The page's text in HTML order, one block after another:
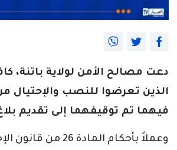
دعت مصالح الأمن لولاية باتنة،
الذين تعرضوا للنصب
فيهما تم توقيفهما إلى تقديم
وعملاً بأحكام المادة